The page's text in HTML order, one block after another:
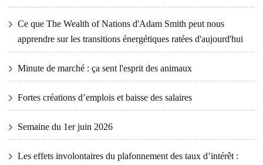
Ce que The Wealth of Nations d'Adam Smith peut nous
apprendre sur les transitions énergétiques ratées d'aujourd'hui
Minute de marché : ça sent l'esprit des animaux
Fortes créations d’emplois et baisse des salaires
Semaine du 1er juin 2026
Les effets involontaires du plafonnement des taux d’intérêt :